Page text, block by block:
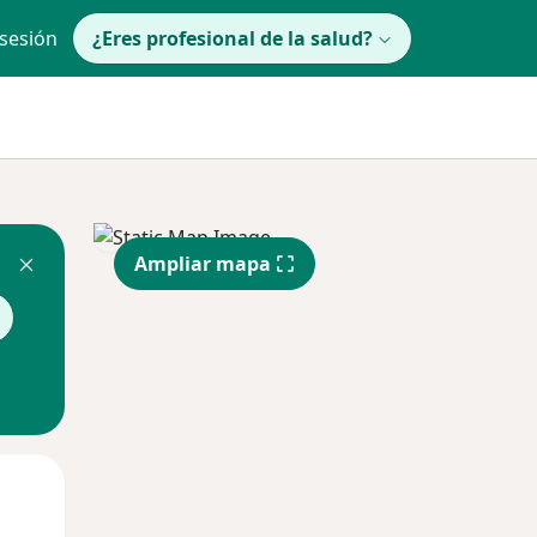
¿Eres profesional de la salud?
Ampliar mapa